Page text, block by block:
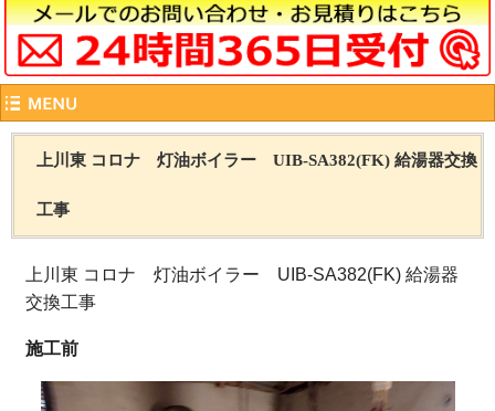
上川東 コロナ 灯油ボイラー UIB-SA382(FK) 給湯器交換
工事
上川東 コロナ 灯油ボイラー UIB-SA382(FK) 給湯器
交換工事
施工前